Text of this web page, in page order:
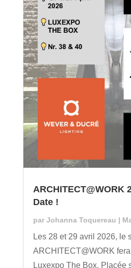
ARCHITECT@WORK
Date !
par Johanna Toquereau |
Les 28 et 29 avril 2026, le
ARCHITECT@WORK
Luxexpo The Box. Placée